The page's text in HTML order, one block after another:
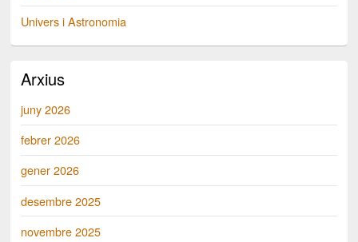
Univers i Astronomia
Arxius
juny 2026
febrer 2026
gener 2026
desembre 2025
novembre 2025